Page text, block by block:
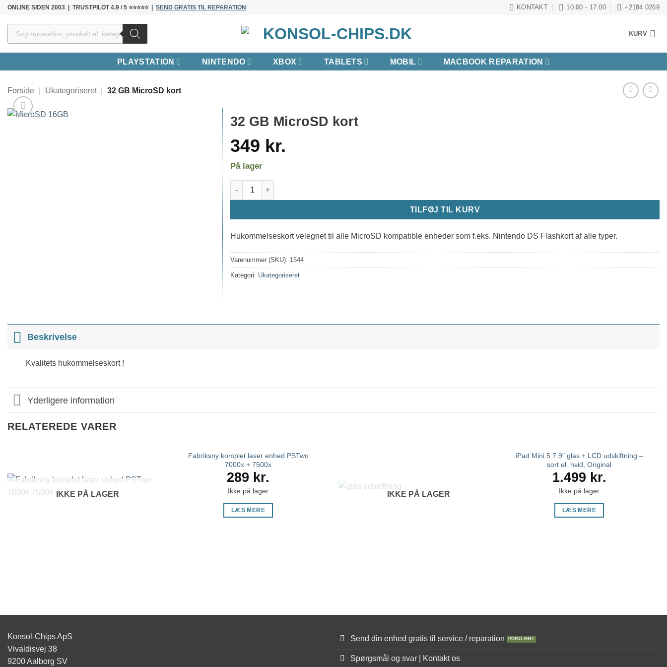
Fortsæt
indhold
ONLINE SIDEN 2003 | TRUSTPILOT 4.9 / 5 ⭐⭐⭐⭐⭐ | SEND GRATIS TIL REPARATION KONTAKT 10:00 - 17:00 +2184 0269
Products
search
KURV
PLAYSTATION NINTENDO XBOX TABLETS MOBIL MACBOOK REPARATION
Forside Ukategoriseret 32 GB MicroSD kort
32 GB MicroSD kort
349 kr.
På lager
32 GB MicroSD kort antal
TILFØJ TIL KURV
Hukommelseskort velegnet til alle MicroSD kompatible enheder som f.eks. Nintendo DS Flashkort af alle typer.
Varenummer (SKU): 1544
Kategori: Ukategoriseret
Beskrivelse
Kvalitets hukommelseskort !
Yderligere information
RELATEREDE VARER
IKKE PÅ LAGER
Fabriksny komplet laser enhed PSTwo
7000x + 7500x
289 kr.
Ikke på lager
LÆS MERE
IKKE PÅ LAGER
iPad Mini 5 7.9″ glas + LCD udskiftning –
sort el. hvid, Original
1.499 kr.
Ikke på lager
LÆS MERE
Konsol-Chips ApS
Vivaldisvej 38
9200 Aalborg SV
Send din enhed gratis til service / reparation
Spørgsmål og svar | Kontakt os